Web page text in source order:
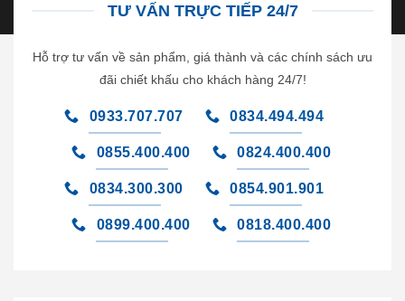
TƯ VẤN TRỰC TIẾP 24/7
Hỗ trợ tư vấn về sản phẩm, giá thành và các chính sách ưu
đãi chiết khấu cho khách hàng 24/7!
0933.707.707 0834.494.494
0855.400.400 0824.400.400
0834.300.300 0854.901.901
0899.400.400 0818.400.400